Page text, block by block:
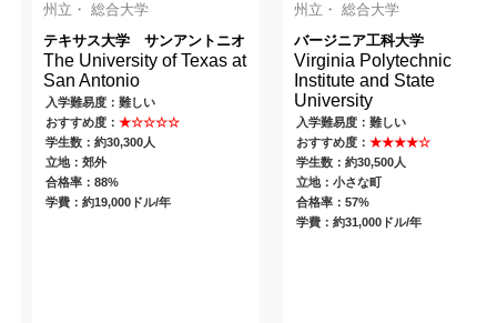
州立・ 総合大学
テキサス大学 サンアントニオ
The University of Texas at
San Antonio
入学難易度：難しい
おすすめ度：★☆☆☆☆
学生数：約30,300人
立地：郊外
合格率：88%
学費：約19,000ドル/年
州立・ 総合大学
バージニア工科大学
Virginia Polytechnic
Institute and State
University
入学難易度：難しい
おすすめ度： ★★★★☆
学生数：約30,500人
立地：小さな町
合格率：57%
学費：約31,000ドル/年